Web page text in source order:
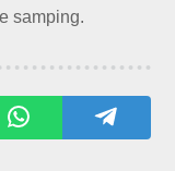
samping.